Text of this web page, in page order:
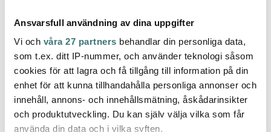
Ansvarsfull användning av dina uppgifter
Vi och våra 27 partners behandlar din personliga data,
som t.ex. ditt IP-nummer, och använder teknologi såsom
cookies för att lagra och få tillgång till information på din
enhet för att kunna tillhandahålla personliga annonser och
innehåll, annons- och innehållsmätning, åskådarinsikter
och produktutveckling. Du kan själv välja vilka som får
använda din data och i vilka syften.
Design House
Stockholm
Lisa Larson Birds 1967
No.7 mugg 35 cl
grön/blå
295 kr
Design House
Stockholm
Lisa Larson Birds 1967
No.1 mugg 35 cl lila/gul
295 kr